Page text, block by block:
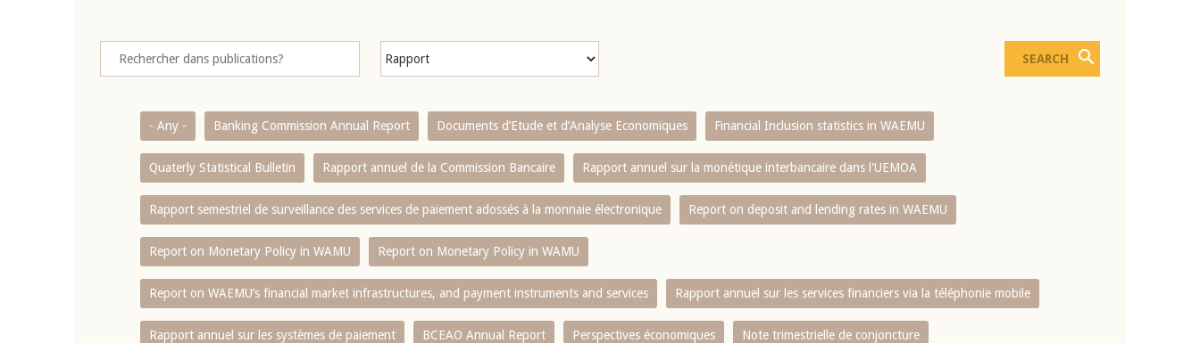
- Any - Banking Commission Annual Report Documents d’Etude et d’Analyse Economiques Financial Inclusion statistics in WAEMU
Quaterly Statistical Bulletin Rapport annuel de la Commission Bancaire Rapport annuel sur la monétique interbancaire dans l'UEMOA
Rapport semestriel de surveillance des services de paiement adossés à la monnaie électronique Report on deposit and lending rates in WAEMU
Report on Monetary Policy in WAMU Report on Monetary Policy in WAMU
Report on WAEMU’s financial market infrastructures, and payment instruments and services Rapport annuel sur les services financiers via la téléphonie mobile
Rapport annuel sur les systèmes de paiement BCEAO Annual Report Perspectives économiques Note trimestrielle de conjoncture